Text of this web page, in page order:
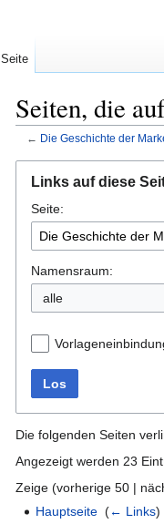
Seiten, die
← Die Geschichte der
Navigation
springen
Suche
springen
Links auf diese
Seite:
Namensraum:
alle
Los
Die folgenden Seiten
Angezeigt werden 23
Zeige (vorherige 50 |
Hauptseite ‎(← Links)
Seite